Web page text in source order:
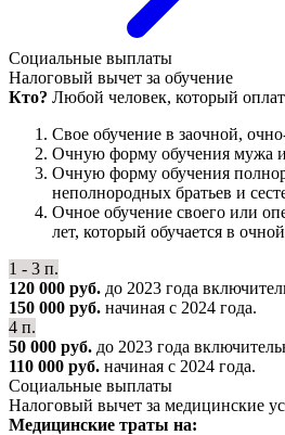
Социальные выплаты
Налоговый вычет за обучение
Кто? Любой человек, который
Свое обучение в заочной,
Очную форму обучения мужа
Очную форму обучения
неполнородных братьев и
Очное обучение своего или
лет, который обучается в
1 - 3 п.
120 000 руб. до 2023 года
150 000 руб. начиная с 2024 года.
4 п.
50 000 руб. до 2023 года
110 000 руб. начиная с 2024 года.
Социальные выплаты
Налоговый вычет за медицинские
Медицинские траты на: